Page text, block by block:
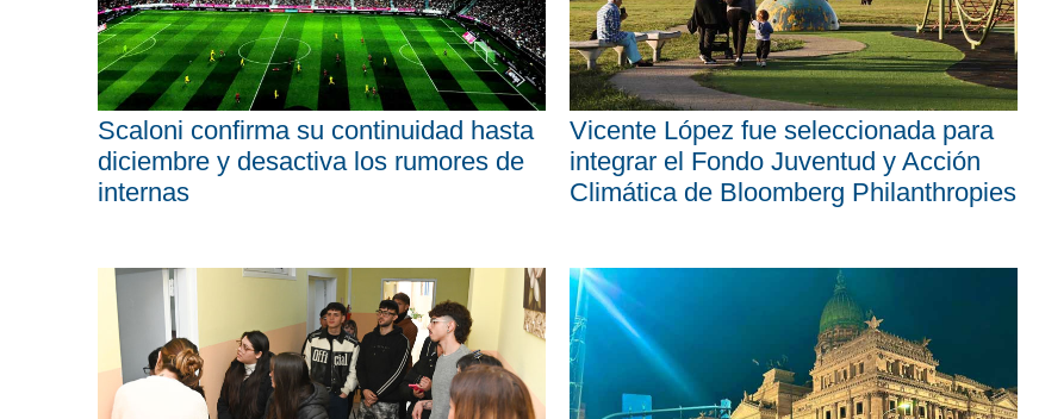
Scaloni confirma su continuidad hasta
diciembre y desactiva los rumores de
internas
Vicente López fue seleccionada para
integrar el Fondo Juventud y Acción
Climática de Bloomberg Philanthropies